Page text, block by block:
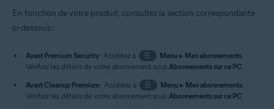
En fonction de votre produit, consultez la section correspondante
ci-dessous :
Avast Premium Security : Accédez à ☰ Menu▸ Mes abonnements.
Vérifiez les détails de votre abonnement sous Abonnements sur ce PC.
Avast Cleanup Premium : Accédez à ☰ Menu▸ Mes abonnements.
Vérifiez les détails de votre abonnement sous Abonnements sur ce PC.